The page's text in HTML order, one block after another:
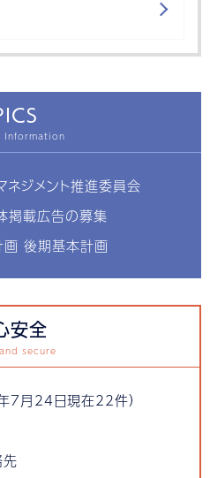
ジメント推進委員会
掲載広告の募集
後期基本計画
安全
7月24日現在22件）